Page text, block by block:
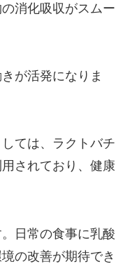
消化吸収がスムー
が活発になりま
ては、ラクトバチ
されており、健康
日常の食事に乳酸
の改善が期待でき